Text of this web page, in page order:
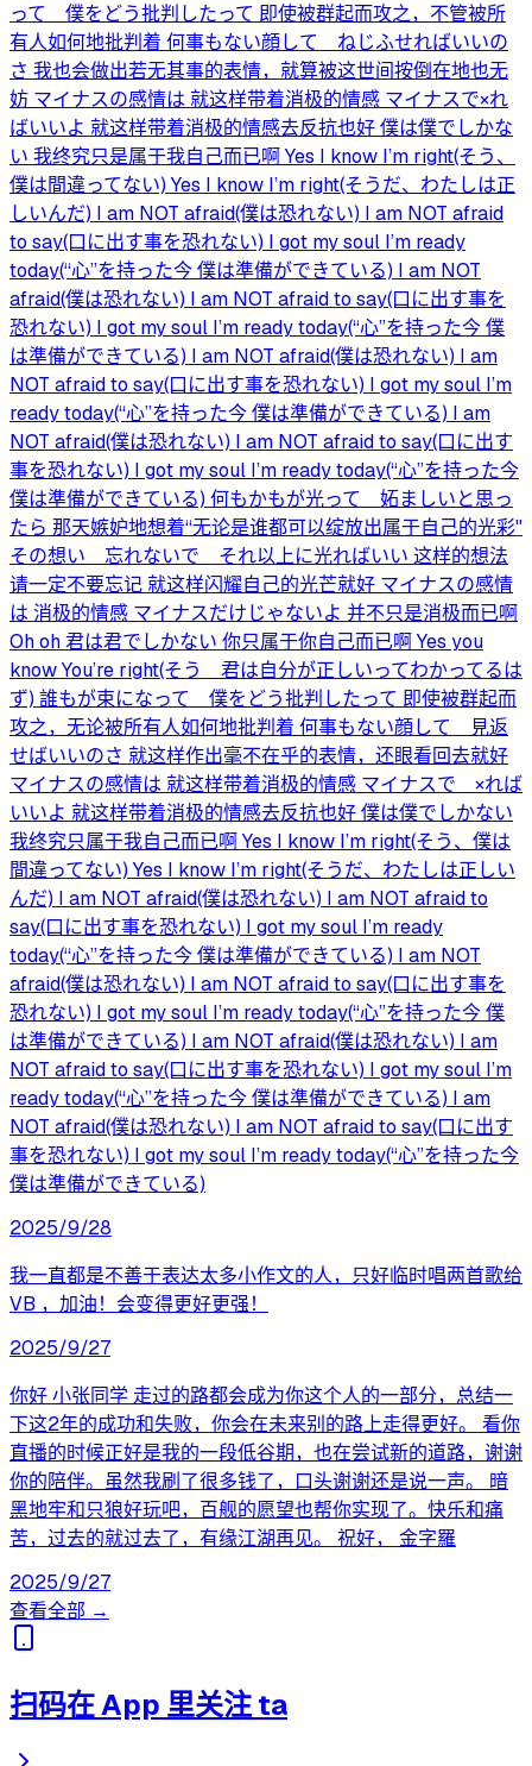
って 僕をどう批判したって 即使被群起而攻之，不管被所
有人如何地批判着 何事もない顔して ねじふせればいいの
さ 我也会做出若无其事的表情，就算被这世间按倒在地也无
妨 マイナスの感情は 就这样带着消极的情感 マイナスで×れ
ばいいよ 就这样带着消极的情感去反抗也好 僕は僕でしかな
い 我终究只是属于我自己而已啊 Yes I know I’m right(そう、
僕は間違ってない) Yes I know I’m right(そうだ、わたしは正
しいんだ) I am NOT afraid(僕は恐れない) I am NOT afraid
to say(口に出す事を恐れない) I got my soul I’m ready
today(“心”を持った今 僕は準備ができている) I am NOT
afraid(僕は恐れない) I am NOT afraid to say(口に出す事を
恐れない) I got my soul I’m ready today(“心”を持った今 僕
は準備ができている) I am NOT afraid(僕は恐れない) I am
NOT afraid to say(口に出す事を恐れない) I got my soul I’m
ready today(“心”を持った今 僕は準備ができている) I am
NOT afraid(僕は恐れない) I am NOT afraid to say(口に出す
事を恐れない) I got my soul I’m ready today(“心”を持った今
僕は準備ができている) 何もかもが光って 妬ましいと思っ
たら 那天嫉妒地想着“无论是谁都可以绽放出属于自己的光彩"
その想い 忘れないで それ以上に光ればいい 这样的想法
请一定不要忘记 就这样闪耀自己的光芒就好 マイナスの感情
は 消极的情感 マイナスだけじゃないよ 并不只是消极而已啊
Oh oh 君は君でしかない 你只属于你自己而已啊 Yes you
know You’re right(そう 君は自分が正しいってわかってるは
ず) 誰もが束になって 僕をどう批判したって 即使被群起而
攻之，无论被所有人如何地批判着 何事もない顔して 見返
せばいいのさ 就这样作出毫不在乎的表情，还眼看回去就好
マイナスの感情は 就这样带着消极的情感 マイナスで ×れば
いいよ 就这样带着消极的情感去反抗也好 僕は僕でしかない
我终究只属于我自己而已啊 Yes I know I’m right(そう、僕は
間違ってない) Yes I know I’m right(そうだ、わたしは正しい
んだ) I am NOT afraid(僕は恐れない) I am NOT afraid to
say(口に出す事を恐れない) I got my soul I’m ready
today(“心”を持った今 僕は準備ができている) I am NOT
afraid(僕は恐れない) I am NOT afraid to say(口に出す事を
恐れない) I got my soul I’m ready today(“心”を持った今 僕
は準備ができている) I am NOT afraid(僕は恐れない) I am
NOT afraid to say(口に出す事を恐れない) I got my soul I’m
ready today(“心”を持った今 僕は準備ができている) I am
NOT afraid(僕は恐れない) I am NOT afraid to say(口に出す
事を恐れない) I got my soul I’m ready today(“心”を持った今
僕は準備ができている)
2025/9/28
我一直都是不善于表达太多小作文的人，只好临时唱两首歌给
VB ，加油！会变得更好更强！
2025/9/27
你好 小张同学 走过的路都会成为你这个人的一部分，总结一
下这2年的成功和失败，你会在未来别的路上走得更好。 看你
直播的时候正好是我的一段低谷期，也在尝试新的道路，谢谢
你的陪伴。虽然我刷了很多钱了，口头谢谢还是说一声。 暗
黑地牢和只狼好玩吧，百舰的愿望也帮你实现了。快乐和痛
苦，过去的就过去了，有缘江湖再见。 祝好， 金字羅
2025/9/27
查看全部 →
扫码在 App 里关注 ta